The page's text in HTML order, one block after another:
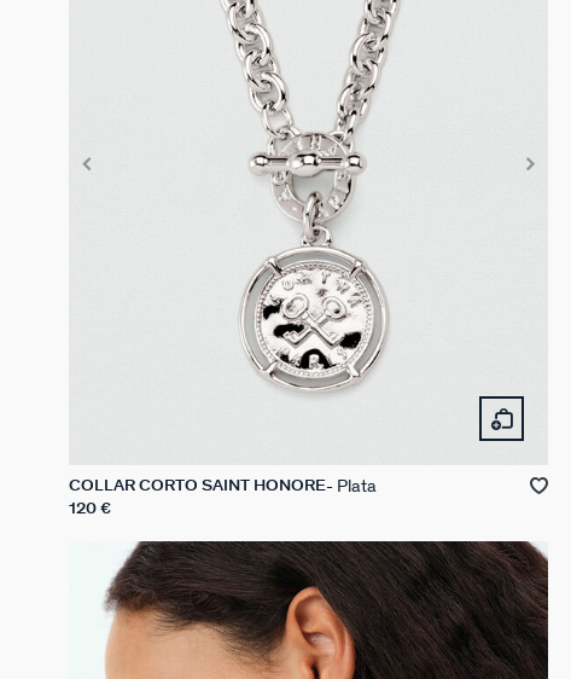
COLLAR CORTO SAINT HONORE Plata
120 €